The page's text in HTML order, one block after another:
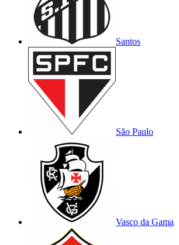
Santos
São Paulo
Vasco da Gama